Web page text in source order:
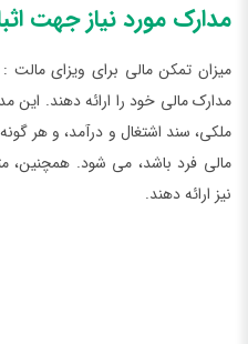
مدارک مورد نیاز جهت
میزان تمکن مالی برای ویزای مالت :
مدارک مالی خود را ارائه دهند. این
ملکی، سند اشتغال و درآمد، و هر
مالی فرد باشد، می شود. همچنین،
نیز ارائه دهند.